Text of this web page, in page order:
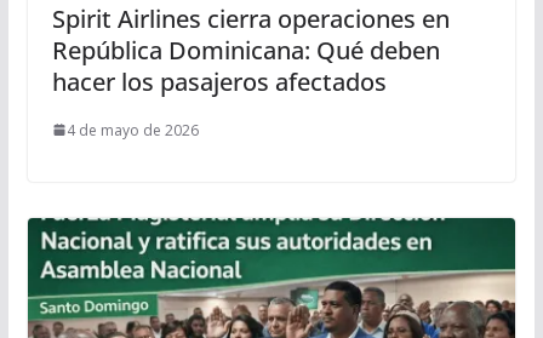
Spirit Airlines cierra operaciones en
República Dominicana: Qué deben
hacer los pasajeros afectados
4 de mayo de 2026